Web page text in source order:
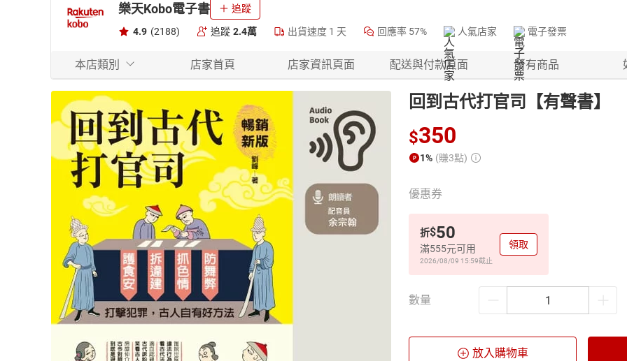
樂天Kobo電子書 追蹤
4.9 (2188) 追蹤 2.4萬 出貨速度 1 天 回應率 57% 人氣店家 電子發票
本店類別 店家首頁 店家資訊頁面 配送與付款頁面 所有商品
回到古代打官司【有聲書】
$350
1% (賺3點)
優惠券
折$50
滿555元可用
2026/08/09 15:59截止
領取
數量
放入購物車